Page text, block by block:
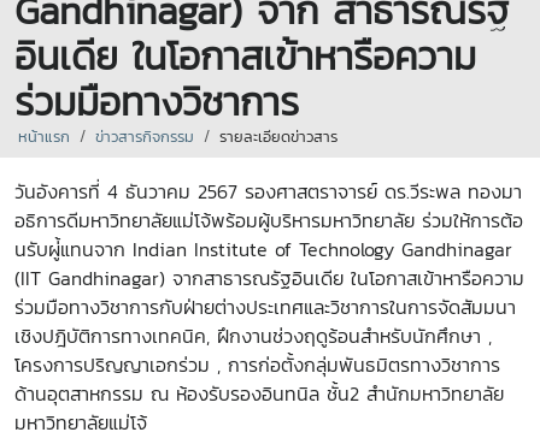
อินเดีย ในโอกาสเข้าหารือความ
ร่วมมือทางวิชาการ
หน้าแรก ข่าวสารกิจกรรม รายละเอียดข่าวสาร
วันอังคารที่ 4 ธันวาคม 2567 รองศาสตราจารย์ ดร.วีระพล ทองมา
อธิการดีมหาวิทยาลัยแม่โจ้พร้อมผู้บริหารมหาวิทยาลัย ร่วมให้การต้อ
นรับผู่้แทนจาก Indian Institute of Technology Gandhinagar
(IIT Gandhinagar) จากสาธารณรัฐอินเดีย ในโอกาสเข้าหารือความ
ร่วมมือทางวิชาการกับฝ่ายต่างประเทศและวิชาการในการจัดสัมมนา
เชิงปฎิบัติการทางเทคนิค, ฝึกงานช่วงฤดูร้อนสำหรับนักศึกษา ,
โครงการปริญญาเอกร่วม , การก่อตั้งกลุ่มพันธมิตรทางวิชาการ
ด้านอุตสาหกรรม ณ ห้องรับรองอินทนิล ชั้น2 สำนักมหาวิทยาลัย
มหาวิทยาลัยแม่โจ้